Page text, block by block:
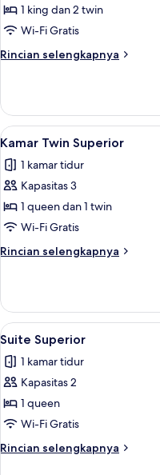
Keluarga
1 king dan 2 twin
Wi-Fi Gratis
Rincian selengkapnya
Rincian
Kamar
Keluarga
Lihat
semua
foto
untuk
Kamar
Twin
Superior
5
Kamar Twin Superior
1 kamar tidur
Kapasitas 3
1 queen dan 1 twin
Wi-Fi Gratis
Rincian selengkapnya
Rincian
Kamar
Twin
Superior
Lihat
semua
foto
untuk
Suite
Superior
5
Suite Superior
1 kamar tidur
Kapasitas 2
1 queen
Wi-Fi Gratis
Rincian selengkapnya
Rincian